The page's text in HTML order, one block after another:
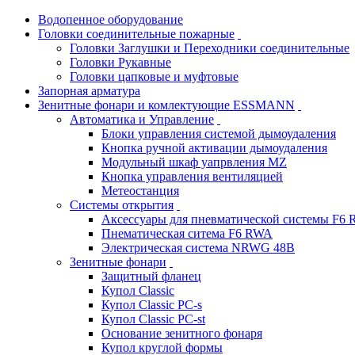
Водопенное оборудование
Головки соединительные пожарные
Головки Заглушки и Переходники соединительные
Головки Рукавные
Головки цапковые и муфтовые
Запорная арматура
Зенитные фонари и комлектующие ESSMANN
Автоматика и Управление
Блоки управления системой дымоудаления
Кнопка ручной активации дымоудаления
Модульный шкаф уапрвления MZ
Кнопка управления вентиляцией
Метеостанция
Системы открытия
Аксессуары для пневматической системы F6
Пнематическая ситема F6 RWA
Электрическая система NRWG 48В
Зенитные фонари
Защитный фланец
Купол Classic
Купол Classic PC-s
Купол Classic PC-st
Основание зенитного фонаря
Купол круглой формы